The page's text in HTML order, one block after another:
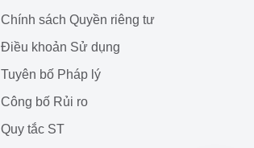
Chính sách Quyền riêng tư
Điều khoản Sử dụng
Tuyên bố Pháp lý
‌Công bố Rủi ro
Quy tắc ST